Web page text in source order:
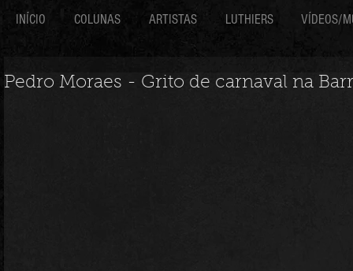
INÍCIO COLUNAS ARTISTAS LUTHIERS VÍDEOS/
Pedro Moraes - Grito de carnaval na